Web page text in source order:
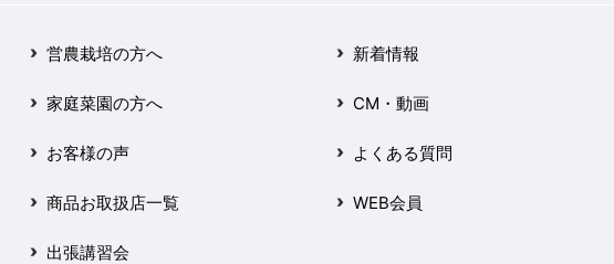
営農栽培の方へ
家庭菜園の方へ
お客様の声
商品お取扱店一覧
出張講習会
新着情報
CM・動画
よくある質問
WEB会員